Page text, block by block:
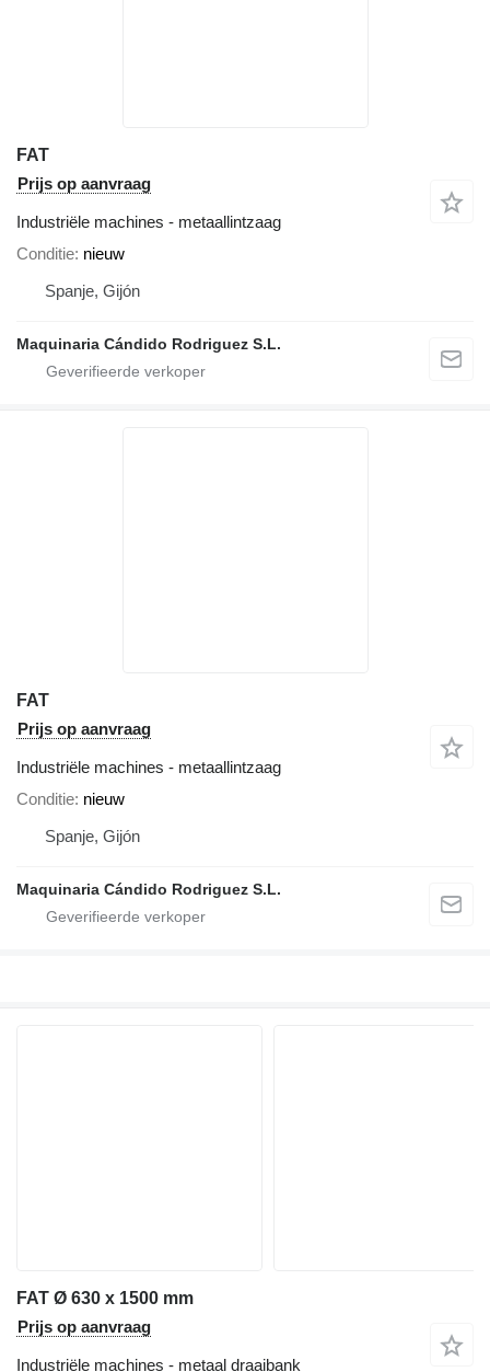
FAT
Prijs op aanvraag
Industriële machines - metaallintzaag
Conditie nieuw
Spanje, Gijón
Maquinaria Cándido Rodriguez S.L.
FAT
Prijs op aanvraag
Industriële machines - metaallintzaag
Conditie nieuw
Spanje, Gijón
Maquinaria Cándido Rodriguez S.L.
FAT Ø 630 x 1500 mm
Prijs op aanvraag
Industriële machines - metaal draaibank